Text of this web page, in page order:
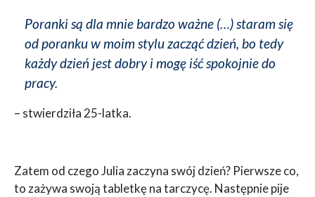
Poranki są dla mnie bardzo ważne (…) staram się
od poranku w moim stylu zacząć dzień, bo tedy
każdy dzień jest dobry i mogę iść spokojnie do
pracy.
– stwierdziła 25-latka.
Zatem od czego Julia zaczyna swój dzień? Pierwsze co,
to zażywa swoją tabletkę na tarczycę. Następnie pije